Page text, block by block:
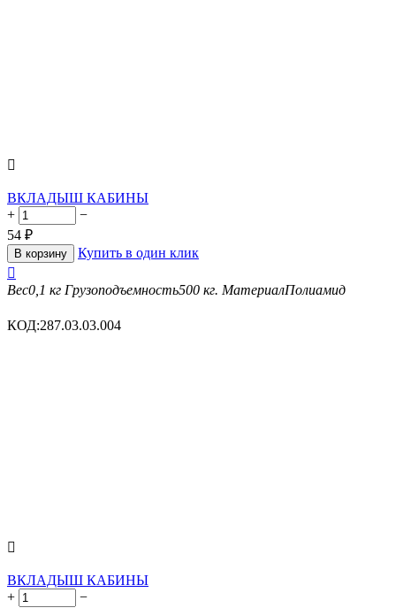

ВКЛАДЫШ КАБИНЫ
+
−
54 ₽
В корзину
Купить в один клик

Вес0,1 кг Грузоподъемность500 кг. МатериалПолиамид
КОД:287.03.03.004

ВКЛАДЫШ КАБИНЫ
+
−